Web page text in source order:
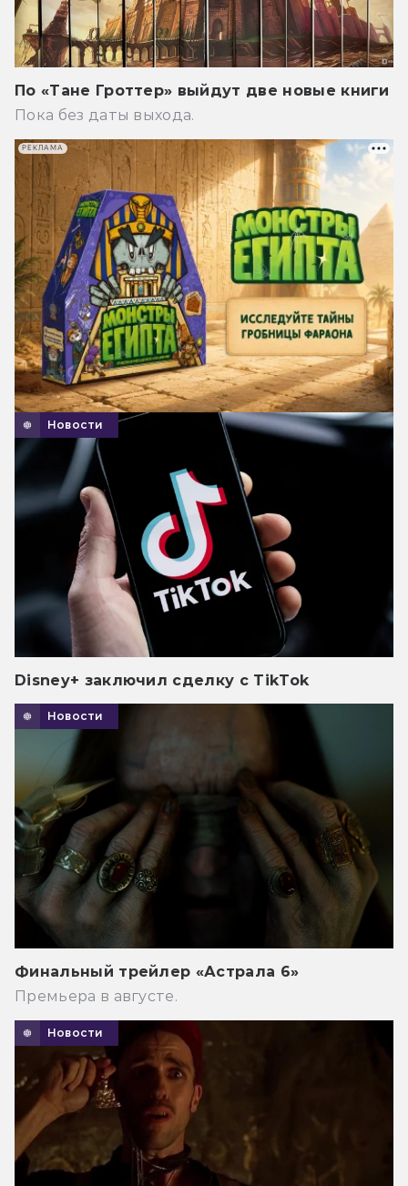
По «Тане Гроттер» выйдут две новые книги
Пока без даты выхода.
Новости
Disney+ заключил сделку с TikTok
Новости
Финальный трейлер «Астрала 6»
Премьера в августе.
Новости
РЕКЛАМА